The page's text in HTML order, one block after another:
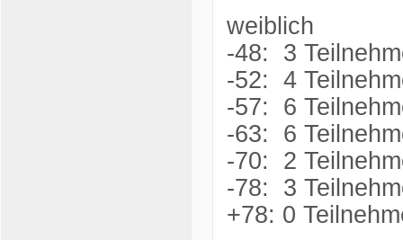
weiblich
-48: 3
-52: 4
-57: 6
-63: 6
-70: 2
-78: 3
+78: 0